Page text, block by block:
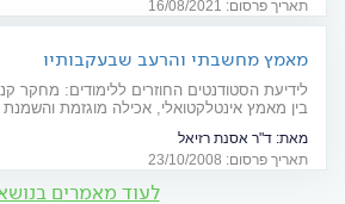
תאריך פרסום: 16/08/2021
מאמץ מחשבתי והרעב שבעקבותיו
לידיעת הסטודנטים החוזרים ללימודים: מחקר
בין מאמץ אינטלקטואלי, אכילה מוגזמת והשמנת
מאת: ד"ר אסנת רזיאל
תאריך פרסום: 23/10/2008
לעוד מאמרים